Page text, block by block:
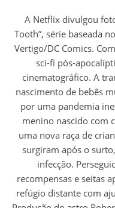
A Netflix divulgou fotos e o primeiro trailer de “Sweet
Tooth”, série baseada
Vertigo/DC Comics.
sci-fi pós-
cinematográfico. A
nascimento de bebês
por uma pandemia
menino nascido com
uma nova raça de
surgiram após o
infecção.
recompensas e seitas
refúgio distante com